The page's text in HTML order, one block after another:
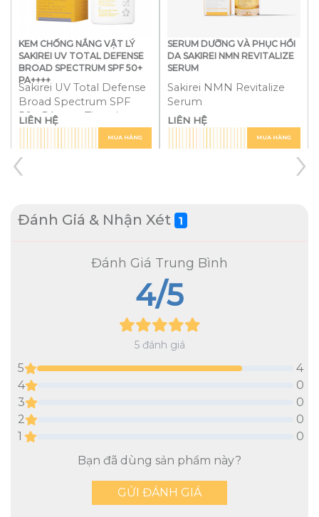
KEM CHỐNG NẮNG VẬT LÝ
SAKIREI UV TOTAL DEFENSE
BROAD SPECTRUM SPF 50+
PA++++
Sakirei UV Total Defense
Broad Spectrum SPF
50+ PA++++ Tinted
Sunscreen
LIÊN HỆ
MUA HÀNG
SERUM DƯỠNG VÀ PHỤC HỒI
DA SAKIREI NMN REVITALIZE
SERUM
Sakirei NMN Revitalize
Serum
LIÊN HỆ
MUA HÀNG
‹ ›
Đánh Giá & Nhận Xét 1
Đánh Giá Trung Bình
4/5
5đánh giá
5
4
4
0
3
0
2
0
1
0
Bạn đã dùng sản phẩm này?
GỬI ĐÁNH GIÁ